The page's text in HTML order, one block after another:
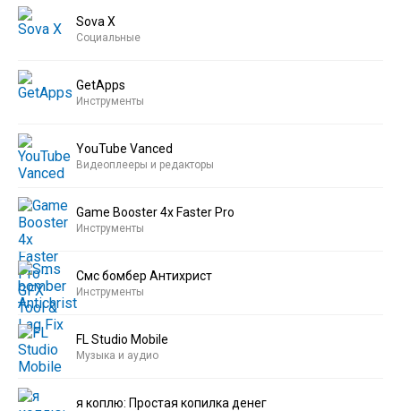
Sova X
Социальные
GetApps
Инструменты
YouTube Vanced
Видеоплееры и редакторы
Game Booster 4x Faster Pro
Инструменты
Смс бомбер Антихрист
Инструменты
FL Studio Mobile
Музыка и аудио
я коплю: Простая копилка денег